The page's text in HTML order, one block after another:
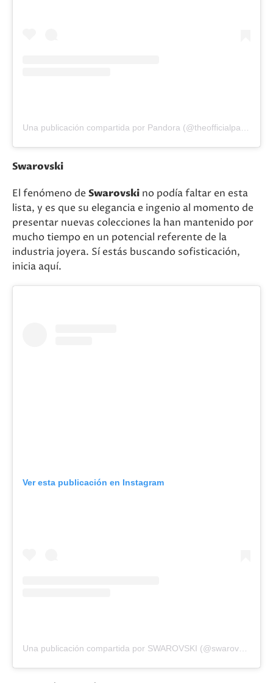
Una publicación compartida por Pandora (@theofficialpandora)
Swarovski
El fenómeno deSwarovski no podía faltar en esta
lista, y es que su elegancia e ingenio al momento de
presentar nuevas colecciones la han mantenido por
mucho tiempo en un potencial referente de la
industria joyera. Sí estás buscando sofisticación,
inicia aquí.
Ver esta publicación en Instagram